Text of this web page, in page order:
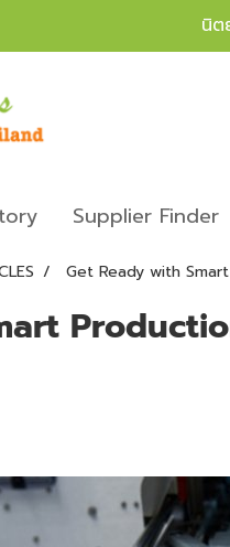
นิต
Supplier Finder
Get Ready with